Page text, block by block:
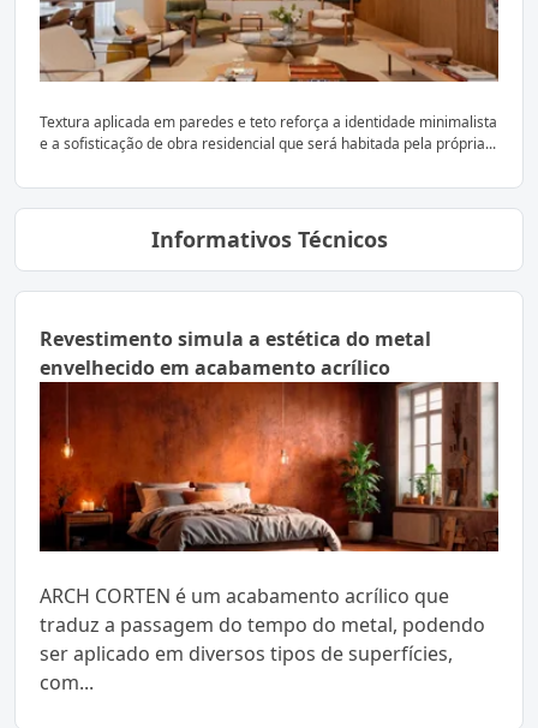
Textura aplicada em paredes e teto reforça a identidade minimalista
e a sofisticação de obra residencial que será habitada pela própria...
Informativos Técnicos
Revestimento simula a estética do metal
envelhecido em acabamento acrílico
ARCH CORTEN é um acabamento acrílico que
traduz a passagem do tempo do metal, podendo
ser aplicado em diversos tipos de superfícies,
com...